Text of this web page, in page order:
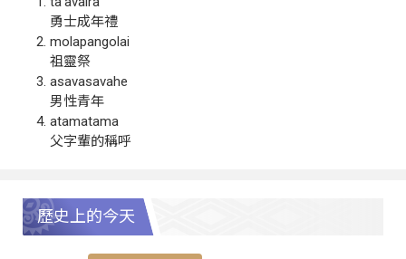
勇士成年禮
molapangolai
祖靈祭
asavasavahe
男性青年
atamatama
父字輩的稱呼
歷史上的今天